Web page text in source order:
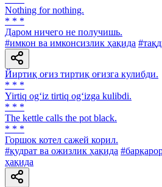
Nothing for nothing.
* * *
Даром ничего не получишь.
#имкон ва имконсизлик ҳақида
Йиртиқ оғиз тиртиқ оғизга кулибди.
* * *
Yirtiq og‘iz tirtiq og‘izga kulibdi.
* * *
The kettle calls the pot black.
* * *
Горшок котел сажей корил.
#қудрат ва ожизлик ҳақида
ҳақида